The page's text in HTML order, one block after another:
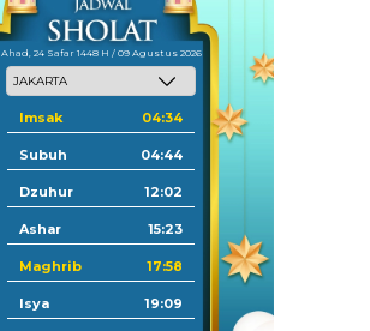
Ahad, 24 Safar 1448 H / 09 Agustus 2026
Imsak 04:34
Subuh 04:44
Dzuhur 12:02
Ashar 15:23
Maghrib 17:58
Isya 19:09